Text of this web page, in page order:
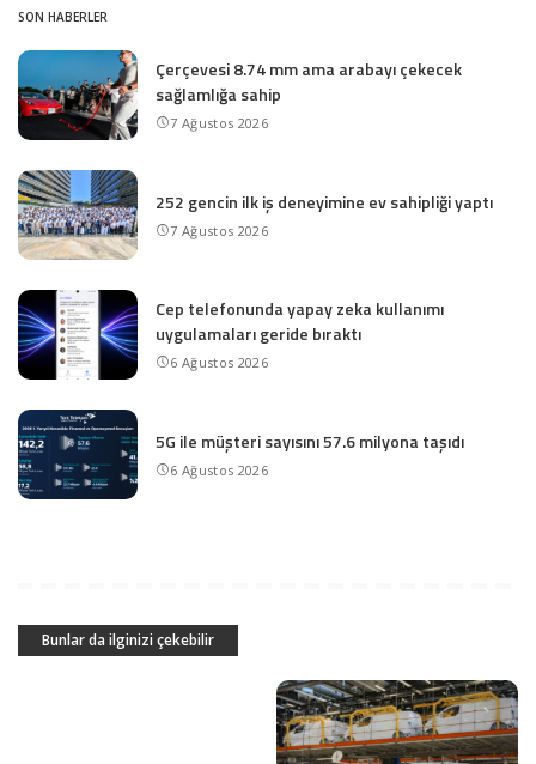
SON HABERLER
Çerçevesi 8.74 mm ama arabayı çekecek
sağlamlığa sahip
7 Ağustos 2026
252 gencin ilk iş deneyimine ev sahipliği yaptı
7 Ağustos 2026
Cep telefonunda yapay zeka kullanımı
uygulamaları geride bıraktı
6 Ağustos 2026
5G ile müşteri sayısını 57.6 milyona taşıdı
6 Ağustos 2026
Bunlar da ilginizi çekebilir